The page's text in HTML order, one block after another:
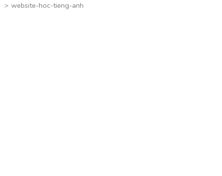
> website-hoc-tieng-anh